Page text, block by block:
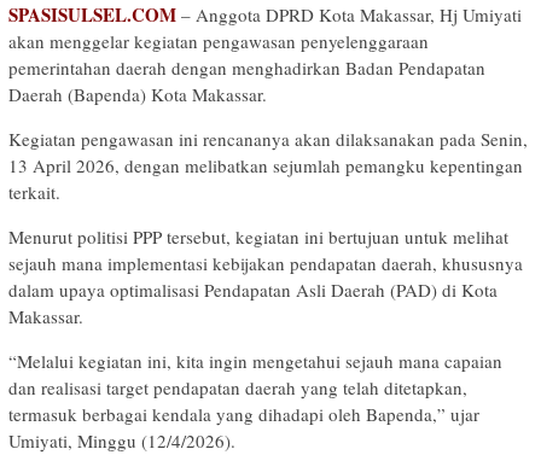
SPASISULSEL.COM – Anggota DPRD Kota Makassar, Hj Umiyati
akan menggelar kegiatan pengawasan penyelenggaraan
pemerintahan daerah dengan menghadirkan Badan Pendapatan
Daerah (Bapenda) Kota Makassar.
Kegiatan pengawasan ini rencananya akan dilaksanakan pada Senin,
13 April 2026, dengan melibatkan sejumlah pemangku kepentingan
terkait.
Menurut politisi PPP tersebut, kegiatan ini bertujuan untuk melihat
sejauh mana implementasi kebijakan pendapatan daerah, khususnya
dalam upaya optimalisasi Pendapatan Asli Daerah (PAD) di Kota
Makassar.
“Melalui kegiatan ini, kita ingin mengetahui sejauh mana capaian
dan realisasi target pendapatan daerah yang telah ditetapkan,
termasuk berbagai kendala yang dihadapi oleh Bapenda,” ujar
Umiyati, Minggu (12/4/2026).